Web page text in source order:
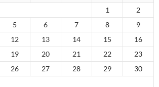
1
2
5 6 7 8
9
12 13 14 15
16
19 20 21 22
23
26 27 28 29
30